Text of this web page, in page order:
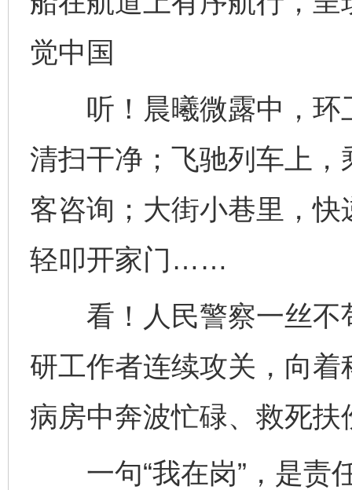
觉中国
听！晨曦微露中，环
清扫干净；飞驰列车上
客咨询；大街小巷里，
轻叩开家门……
看！人民警察一丝不
研工作者连续攻关，向
病房中奔波忙碌、救死
一句“我在岗”，是责